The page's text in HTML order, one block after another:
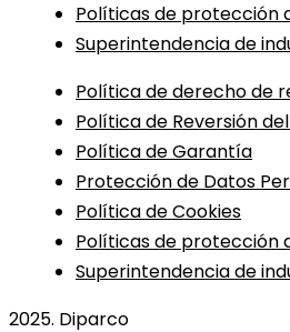
Políticas de protección
Superintendencia de
Política de derecho de
Política de Reversión
Política de Garantía
Protección de Datos
Política de Cookies
Políticas de protección
Superintendencia de
2025. Diparco